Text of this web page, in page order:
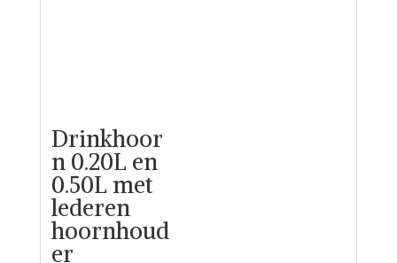
Drinkhoor
n 0.20L en
0.50L met
lederen
hoornhoud
er